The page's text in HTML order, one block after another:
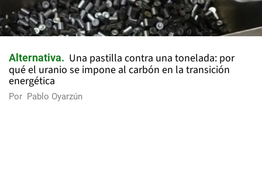
Alternativa
Una pastilla contra una tonelada: por
qué el uranio se impone al carbón en la transición
energética
Por Pablo Oyarzún